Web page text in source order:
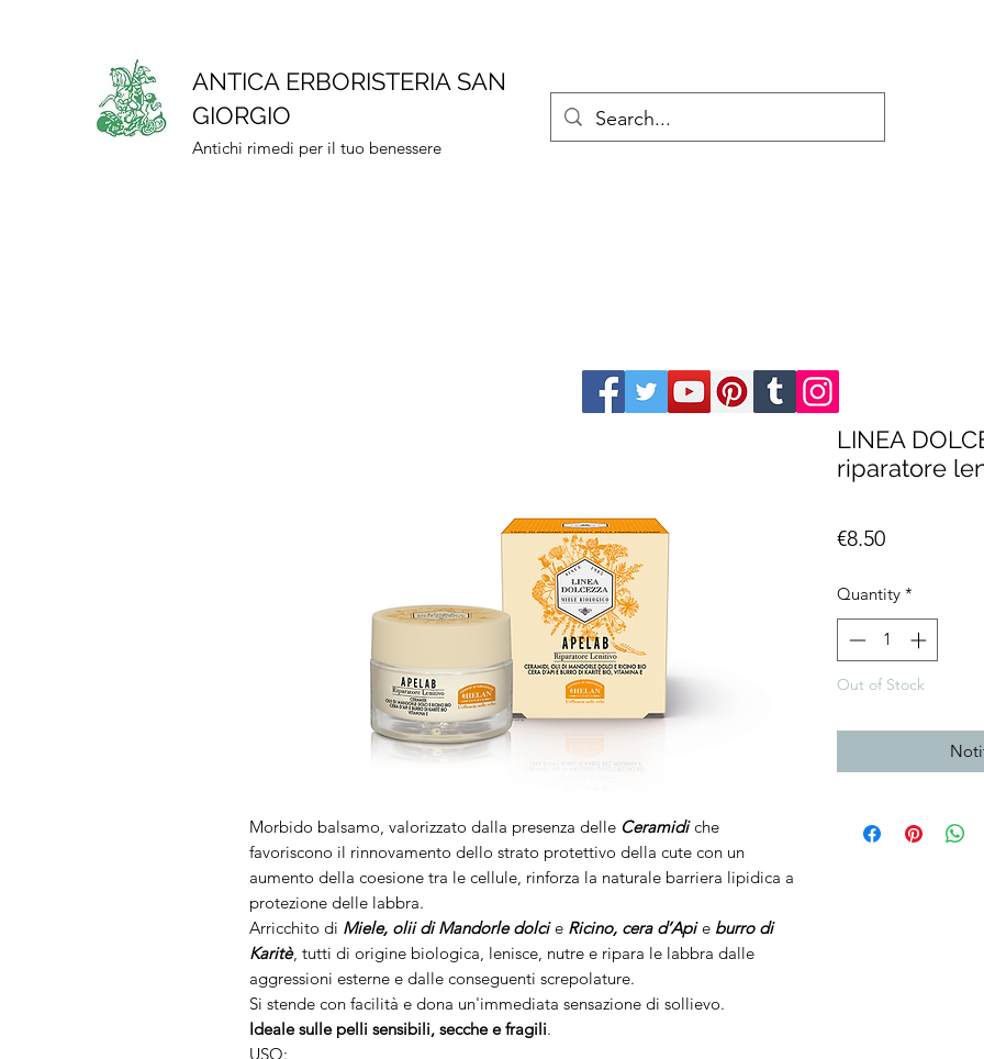
ANTICA ERBORISTERIA SAN
GIORGIO
Antichi rimedi per il tuo benessere
Morbido balsamo, valorizzato dalla presenza delle Ceramidiche
favoriscono il rinnovamento dello strato protettivo della cute con un
aumento della coesione tra le cellule, rinforza la naturale barriera lipidica a
protezione delle labbra.
Arricchito di Miele, olii di Mandorle dolcie Ricino, cera d’Apie burro di
Karitè, tutti di origine biologica, lenisce, nutre e ripara le labbra dalle
aggressioni esterne e dalle conseguenti screpolature.
Si stende con facilità e dona un'immediata sensazione di sollievo.
Ideale sulle pelli sensibili, secche e fragili.
USO:
LINEA
riparatore
€8.50Price
Quantity *
Out of Stock